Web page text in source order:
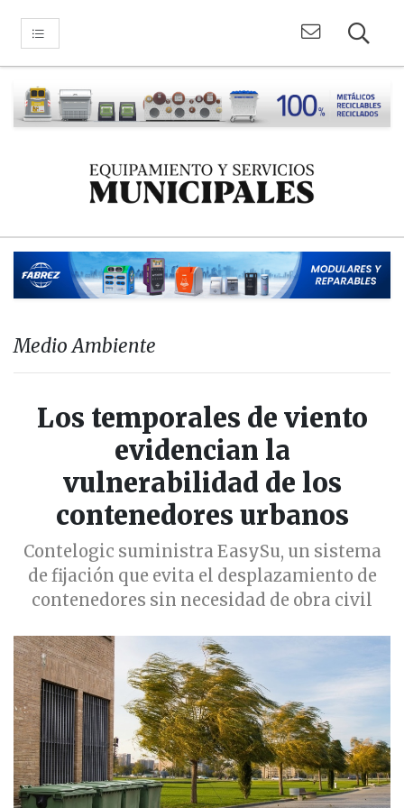
Medio Ambiente
Los temporales de viento
evidencian la
vulnerabilidad de los
contenedores urbanos
Contelogic suministra EasySu, un sistema
de fijación que evita el desplazamiento de
contenedores sin necesidad de obra civil